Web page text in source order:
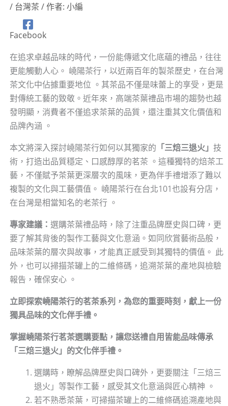
/ 台灣茶 / 作者: 小編
Facebook
在追求卓越品味的時代，一份能傳遞文化底蘊的禮品，往往
更能觸動人心。 嶢陽茶行，以近兩百年的製茶歷史，在台灣
茶文化中佔據重要地位 。其茶品不僅是味蕾上的享受，更是
對傳統工藝的致敬。近年來，高端茶葉禮品市場的趨勢也越
發明顯，消費者不僅追求茶葉的品質，還注重其文化價值和
品牌內涵 。
本文將深入探討嶢陽茶行如何以其獨家的 「三焙三退火」 技
術，打造出品質穩定、口感醇厚的茗茶 。這種獨特的焙茶工
藝，不僅賦予茶葉更深層次的風味，更為伴手禮增添了難以
複製的文化與工藝價值。 嶢陽茶行在台北101也設有分店，
在台灣是相當知名的老茶行 。
專家建議： 選購茶葉禮品時，除了注重品牌歷史與口碑，更
要了解其背後的製作工藝與文化意涵。如同欣賞藝術品般，
品味茶葉的層次與故事，才能真正感受到其獨特的價值。 此
外，也可以掃描茶罐上的二維條碼，追溯茶葉的產地與檢驗
報告，確保安心 。
立即探索嶢陽茶行的茗茶系列，為您的重要時刻，獻上一份
獨具品味的文化伴手禮。
掌握嶢陽茶行茗茶選購要點，讓您送禮自用皆能品味傳承
「三焙三退火」的文化伴手禮。
選購時，瞭解品牌歷史與口碑外，更要關注「三焙三
退火」等製作工藝，感受其文化意涵與匠心精神 。
若不熟悉茶葉，可掃描茶罐上的二維條碼追溯產地與